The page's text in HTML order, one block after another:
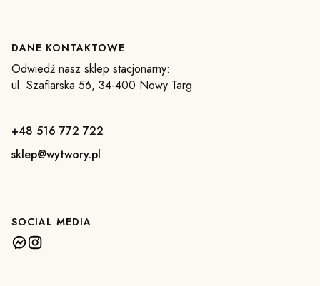
DANE KONTAKTOWE
Odwiedź nasz sklep stacjonarny:
ul. Szaflarska 56, 34-400 Nowy Targ
+48 516 772 722
sklep@wytwory.pl
SOCIAL MEDIA